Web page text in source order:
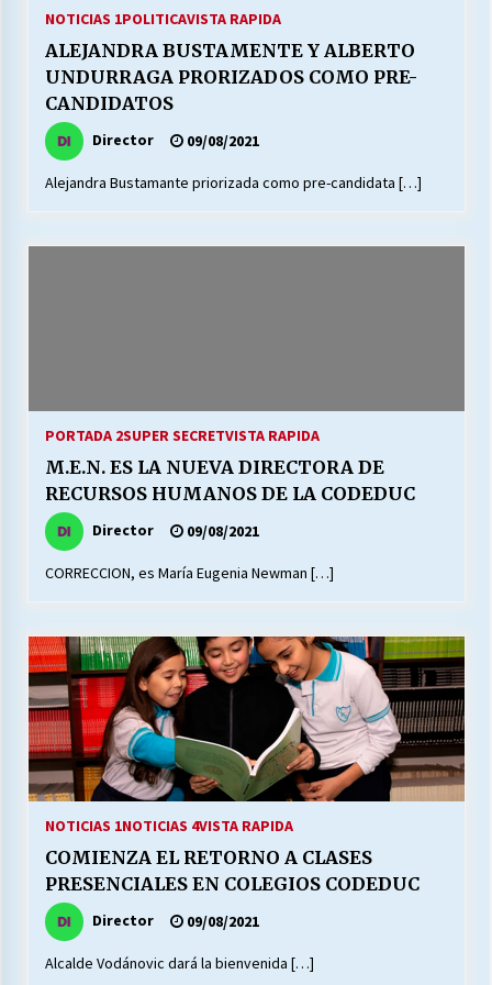
MUNICIPALIDAD, TRABAJADORES, CLIMA
LABORAL:
13/07/2026
25/06/2026
MUNICIPALIDADES, HONORARIOS, DESPIDOS
28/05/2026
cuestión social hoy”.
S.O.S. a los ricos, Save Our Souls (Salvar
Nuestras Almas)
30/04/2026
¿Asesores con doble sueldo?
18/04/2026
Chile y sus segmentos de la riqueza
06/04/2026
NOTICIAS 1POLITICAVISTA RAPIDA
ALEJANDRA BUSTAMENTE Y ALBERTO
UNDURRAGA PRORIZADOS COMO PRE-
CANDIDATOS
Director 09/08/2021
Alejandra Bustamante priorizada como pre-candidata […]
PORTADA 2SUPER SECRETVISTA RAPIDA
M.E.N. ES LA NUEVA DIRECTORA DE
RECURSOS HUMANOS DE LA CODEDUC
Director 09/08/2021
CORRECCION, es María Eugenia Newman […]
NOTICIAS 1NOTICIAS 4VISTA RAPIDA
COMIENZA EL RETORNO A CLASES
PRESENCIALES EN COLEGIOS CODEDUC
Director 09/08/2021
Alcalde Vodánovic dará la bienvenida […]